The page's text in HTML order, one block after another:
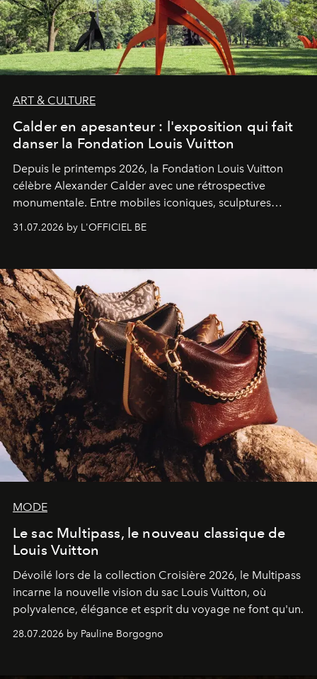
ART & CULTURE
Calder en apesanteur : l'exposition qui fait
danser la Fondation Louis Vuitton
Depuis le printemps 2026, la Fondation Louis Vuitton
célèbre Alexander Calder avec une rétrospective
monumentale. Entre mobiles iconiques, sculptures
américain investit les espaces imaginés par Frank Gehry
sculpture.
31.07.2026 by L'OFFICIEL BE
MODE
Le sac Multipass, le nouveau classique de
Louis Vuitton
Dévoilé lors de la collection Croisière 2026, le Multipass
incarne la nouvelle vision du sac Louis Vuitton, où
polyvalence, élégance et esprit du voyage ne font qu'un.
28.07.2026 by Pauline Borgogno